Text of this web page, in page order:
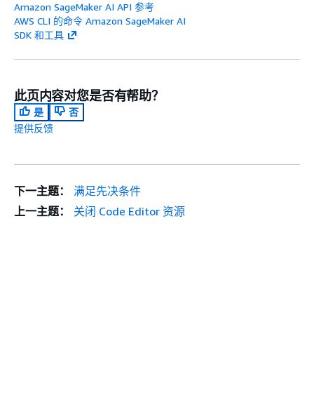
Amazon SageMaker AI API 参考
AWS CLI 的命令 Amazon SageMaker AI
SDK 和工具
此页内容对您是否有帮助？
是
否
提供反馈
下一主题：
满足先决条件
上一主题：
关闭 Code Editor 资源